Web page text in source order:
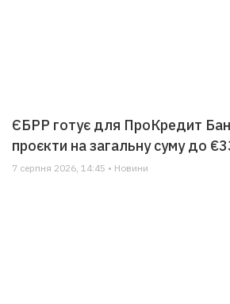
ЄБРР готує для ПроКредит
проєкти на загальну суму до
7 серпня 2026, 14:45 • Новини